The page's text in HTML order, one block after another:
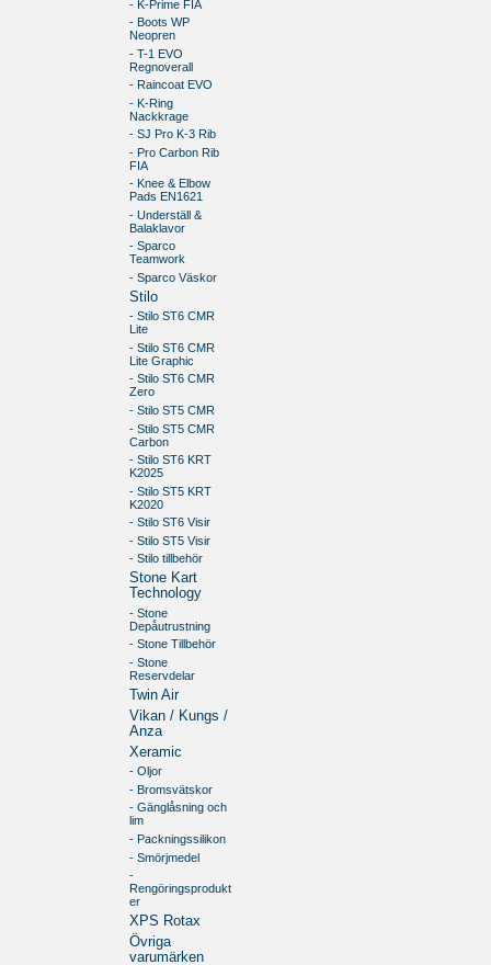
- K-Prime FIA
- Boots WP
Neopren
- T-1 EVO
Regnoverall
- Raincoat EVO
- K-Ring
Nackkrage
- SJ Pro K-3 Rib
- Pro Carbon Rib
FIA
- Knee & Elbow
Pads EN1621
- Underställ &
Balaklavor
- Sparco
Teamwork
- Sparco Väskor
Stilo
- Stilo ST6 CMR
Lite
- Stilo ST6 CMR
Lite Graphic
- Stilo ST6 CMR
Zero
- Stilo ST5 CMR
- Stilo ST5 CMR
Carbon
- Stilo ST6 KRT
K2025
- Stilo ST5 KRT
K2020
- Stilo ST6 Visir
- Stilo ST5 Visir
- Stilo tillbehör
Stone Kart
Technology
- Stone
Depåutrustning
- Stone Tillbehör
- Stone
Reservdelar
Twin Air
Vikan / Kungs /
Anza
Xeramic
- Oljor
- Bromsvätskor
- Gänglåsning och
lim
- Packningssilikon
- Smörjmedel
-
Rengöringsprodukt
er
XPS Rotax
Övriga
varumärken